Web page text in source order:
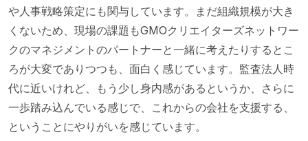
や人事戦略策定にも関与しています。まだ組織規模が大き
くないため、現場の課題もGMOクリエイターズネットワー
クのマネジメントのパートナーと一緒に考えたりするとこ
ろが大変でありつつも、面白く感じています。監査法人時
代に近いけれど、もう少し身内感があるというか、さらに
一歩踏み込んでいる感じで、これからの会社を支援する、
ということにやりがいを感じています。